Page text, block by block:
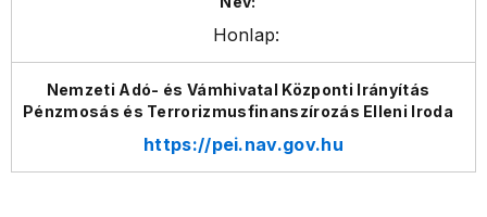
Honlap:
https://pei.nav.gov.hu